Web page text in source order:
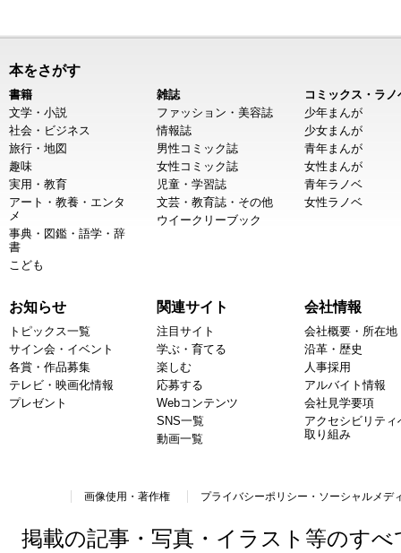
本をさがす
書籍
文学・小説
社会・ビジネス
旅行・地図
趣味
実用・教育
アート・教養・エンタ
メ
事典・図鑑・語学・辞
書
こども
雑誌
ファッション・美容誌
情報誌
男性コミック誌
女性コミック誌
児童・学習誌
文芸・教育誌・その他
ウイークリーブック
コミックス・ラノ
少年まんが
少女まんが
青年まんが
女性まんが
青年ラノベ
女性ラノベ
お知らせ
トピックス一覧
サイン会・イベント
各賞・作品募集
テレビ・映画化情報
プレゼント
関連サイト
注目サイト
学ぶ・育てる
楽しむ
応募する
Webコンテンツ
SNS一覧
動画一覧
会社情報
会社概要・所在地
沿革・歴史
人事採用
アルバイト情報
会社見学要項
アクセシビリティ
取り組み
画像使用・著作権 プライバシーポリシー・ソーシャルメデ
掲載の記事・写真・イラスト等のす